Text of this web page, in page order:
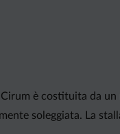
Cirum è costituita da
soleggiata. La